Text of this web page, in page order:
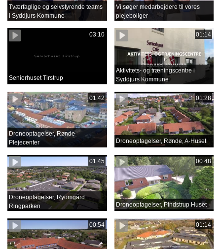
Tværfaglige og selvstyrende teams
i Syddjurs Kommune
Vi søger medarbejdere til vores
plejeboliger
03:10
Seniorhuset Tirstrup
01:14
Aktivitets- og træningscentre i
Syddjurs Kommune
01:42
Droneoptagelser, Rønde
Plejecenter
01:28
Droneoptagelser, Rønde, A-Huset
01:45
Droneoptagelser, Ryomgård
Ringparken
00:48
Droneoptagelser, Pindstrup Huset
00:54 01:14